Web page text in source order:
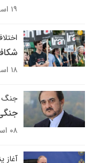
۱۹ اسفند ۱۴۰۴
۱۸ اسفند ۱۴۰۴
جنگ
۰۸ اسفند ۱۴۰۴